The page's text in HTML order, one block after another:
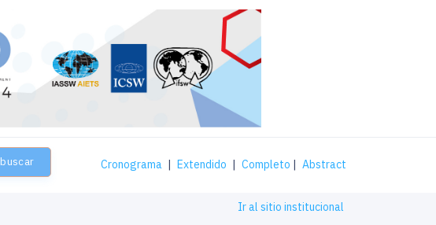
buscar Cronograma | Extendido | Completo | Abstract
Ir al sitio institucional